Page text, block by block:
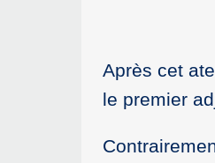
Après cet
le premier